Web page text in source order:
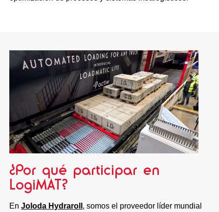
¿Por qué participar en
LogiMAT?
EnJoloda Hydraroll , somos el proveedor líder mundial